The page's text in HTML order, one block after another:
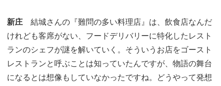
新庄 結城さんの『難問の多い料理店』は、飲食店なんだ
けれども客席がない、フードデリバリーに特化したレスト
ランのシェフが謎を解いていく。そういうお店をゴースト
レストランと呼ぶことは知っていたんですが、物語の舞台
になるとは想像もしていなかったですね。どうやって発想